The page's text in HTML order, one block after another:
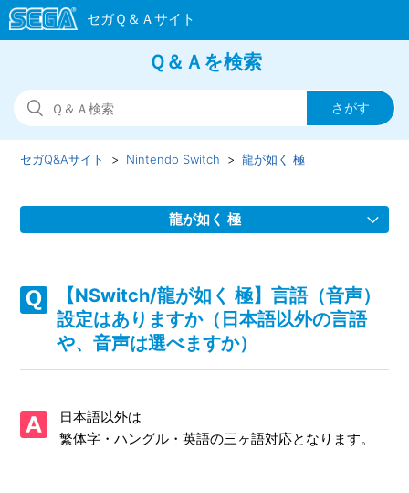
Ｑ＆Ａを検索
セガQ&Aサイト Nintendo Switch 龍が如く 極
龍が如く 極
ますか
【NSwitch/龍が如く 極】プレイ動画やゲーム画面写真を、
動画サイト／SNS等で公開してもいいですか
ーンショット撮影や、「キャプチャーボタン」長押しの動画
撮影機能に対応していますか
【NSwitch/龍が如く 極】言語（音声）
設定はありますか（日本語以外の言語
や、音声は選べますか）
日本語以外は
繁体字・ハングル・英語の三ヶ語対応となります。